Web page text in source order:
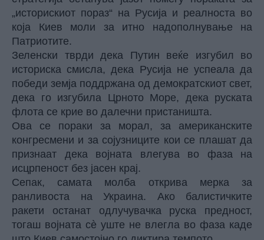
„историскиот пораз“ на Русија и реалноста во
која Киев моли за итно надополнување на
Патриотите.
Зеленски тврди дека Путин веќе изгубил во
историска смисла, дека Русија не успеала да
победи земја поддржана од демократскиот свет,
дека го изгубила Црното Море, дека руската
флота се крие во далечни пристаништа.
Ова се пораки за морал, за американските
конгресмени и за сојузниците кои се плашат да
признаат дека војната влегува во фаза на
исцрпеност без јасен крај.
Сепак, самата молба открива мерка за
ранливоста на Украина. Ако балистичките
ракети останат одлучувачка руска предност,
тогаш војната сè уште не влегла во фаза каде